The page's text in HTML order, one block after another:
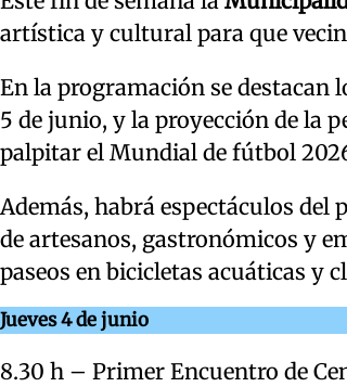
artística y cultural para que
En la programación se destacan
5 de junio, y la proyección de la
palpitar el Mundial de fútbol
Además, habrá espectáculos del
de artesanos, gastronómicos y
paseos en bicicletas acuáticas y
Jueves 4 de junio
8.30 h – Primer Encuentro de